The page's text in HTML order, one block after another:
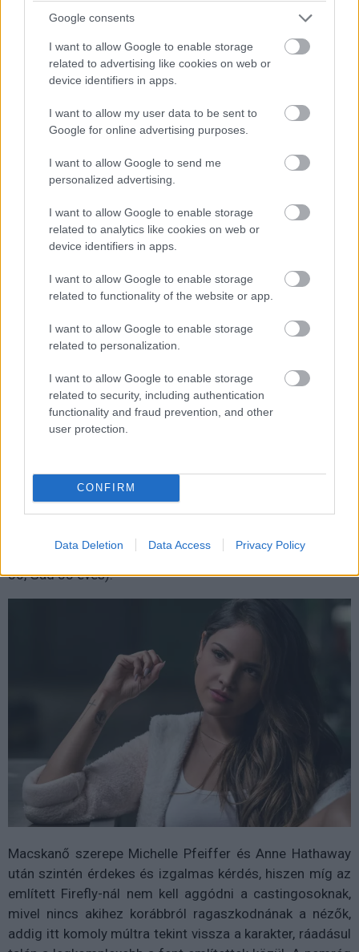
Google consents
I want to allow Google to enable storage
related to advertising like cookies on web or
device identifiers in apps.
I want to allow my user data to be sent to
Google for online advertising purposes.
I want to allow Google to send me
personalized advertising.
I want to allow Google to enable storage
related to analytics like cookies on web or
device identifiers in apps.
I want to allow Google to enable storage
related to functionality of the website or app.
I want to allow Google to enable storage
related to personalization.
I want to allow Google to enable storage
related to security, including authentication
functionality and fraud prevention, and other
user protection.
CONFIRM
Data Deletion Data Access Privacy Policy
Forbes elejtette, hogy Rébusz is benne lehet a filmben -,
bűnözőket, valamilyen sötét cél érdekében. A kérdés
nyilván az, hogy mivel Batman intellektusa ki lesz emelve,
ezért vélhetően színészben is olyan valakit keresnek, aki
hitelesen tudja visszaadni mindezt? Mindenesetre
kihívást jelenthet a Sötét Lovag agytekervényeinek és
nyomozó képességeinek, az biztos. Ez - valamint a
korhatár meghatározás - alapján pont beleesne Dan
Stevens az említett halmazba, aki az eszes, ugyanakkor
zavart elmék életre keltésében nagyon otthonosan érzi
magát.
Josh Gadet már régóta emlegetik Pingvinként és
küllemében is tökéletes lenne (plusz Stevensszel együtt
játszottA Szépség és a Szörnyetegben, valamint a
együtt éppen beleesnének az adott korhatárba (Stevens
36, Gad 38 éves).
Macskanő szerepe Michelle Pfeiffer és Anne Hathaway
után szintén érdekes és izgalmas kérdés, hiszen míg az
említett Firefly-nál nem kell aggódni a castingosoknak,
mivel nincs akihez korábbról ragaszkodnának a nézők,
addig itt komoly múltra tekint vissza a karakter, ráadásul